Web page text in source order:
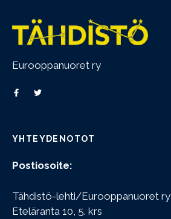
Eurooppanuoret ry
YHTEYDENOTOT
Postiosoite:
Tähdistö-lehti/Eurooppanuoret ry
Eteläranta 10, 5. krs